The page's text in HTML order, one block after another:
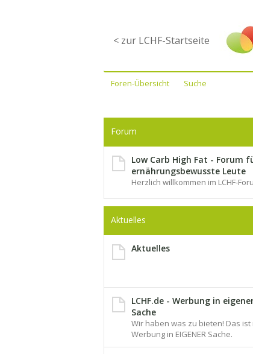
< zur LCHF-Startseite
Foren-Übersicht Suche
Forum
Low Carb High Fat - Forum
ernährungsbewusste Leute
Herzlich willkommen im LCHF-
Aktuelles
Aktuelles
LCHF.de - Werbung in
Sache
Wir haben was zu bieten! Das ist
Werbung in EIGENER Sache.